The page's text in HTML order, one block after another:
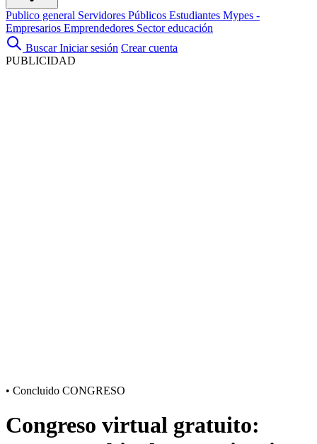
Publico general Servidores Públicos Estudiantes Mypes -
Empresarios Emprendedores Sector educación
Buscar Iniciar sesión Crear cuenta
PUBLICIDAD
• Concluido CONGRESO
Congreso virtual gratuito: